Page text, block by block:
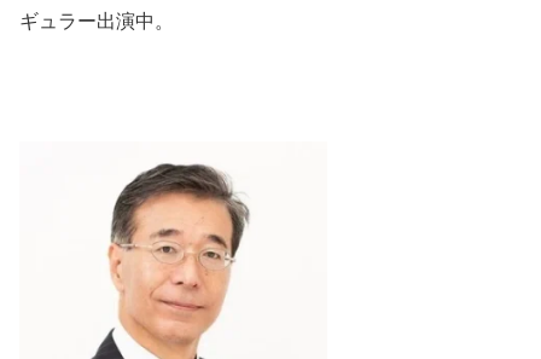
ギュラー出演中。